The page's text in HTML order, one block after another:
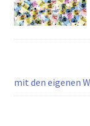
mit den eigenen